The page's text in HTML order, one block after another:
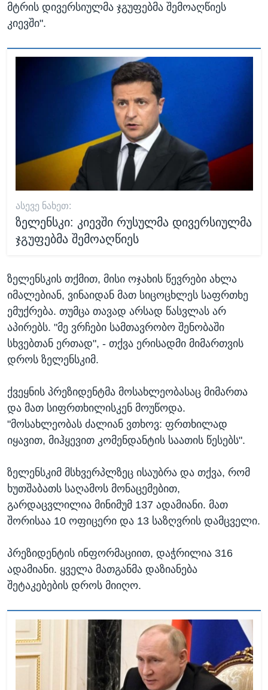
მტრის დივერსიულმა ჯგუფებმა შემოაღწიეს
კიევში".
ᲐᲡᲔᲕᲔ ᲜᲐᲮᲔᲗ:
ზელენსკი: კიევში რუსულმა დივერსიულმა
ჯგუფებმა შემოაღწიეს
ზელენსკის თქმით, მისი ოჯახის წევრები ახლა
იმალებიან, ვინაიდან მათ სიცოცხლეს საფრთხე
ემუქრება. თუმცა თავად არსად წასვლას არ
აპირებს. "მე ვრჩები სამთავრობო შენობაში
სხვებთან ერთად", - თქვა ერისადმი მიმართვის
დროს ზელენსკიმ.
ქვეყნის პრეზიდენტმა მოსახლეობასაც მიმართა
და მათ სიფრთხილისკენ მოუწოდა.
"მოსახლეობას ძალიან ვთხოვ: ფრთხილად
იყავით, მიჰყევით კომენდანტის საათის წესებს".
ზელენსკიმ მსხვერპლზეც ისაუბრა და თქვა, რომ
ხუთშაბათს საღამოს მონაცემებით,
გარდაცვლილია მინიმუმ 137 ადამიანი. მათ
შორისაა 10 ოფიცერი და 13 საზღვრის დამცველი.
პრეზიდენტის ინფორმაციით, დაჭრილია 316
ადამიანი. ყველა მათგანმა დაზიანება
შეტაკებების დროს მიიღო.